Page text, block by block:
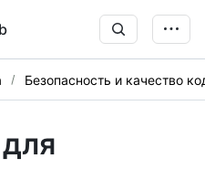
Безопасность и качество